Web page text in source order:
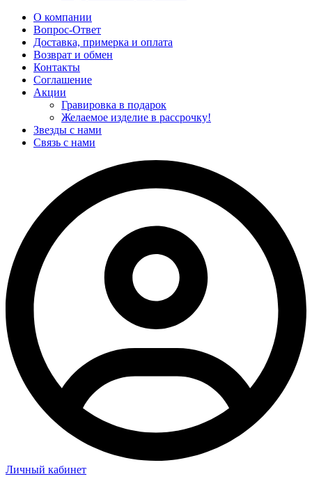
О компании
Вопрос-Ответ
Доставка, примерка и оплата
Возврат и обмен
Контакты
Соглашение
Акции
Гравировка в подарок
Желаемое изделие в рассрочку!
Звезды с нами
Связь с нами
Личный кабинет